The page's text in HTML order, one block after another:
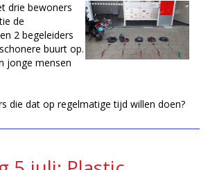
drie bewoners
de
2 begeleiders
buurt op.
jonge mensen
die dat op regelmatige tijd willen doen?